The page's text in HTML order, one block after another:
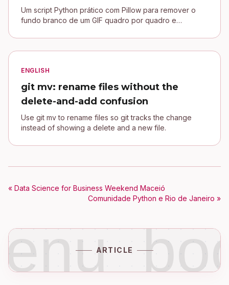
Um script Python prático com Pillow para remover o
fundo branco de um GIF quadro por quadro e
ENGLISH
git mv: rename files without the
delete-and-add confusion
Use git mv to rename files so git tracks the change
instead of showing a delete and a new file.
« Data Science for Business Weekend Maceió
Comunidade Python e Rio de Janeiro »
ARTICLE